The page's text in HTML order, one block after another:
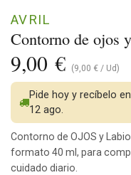
Contorno de ojos
AVRIL
9,00 € (9,00 € / Ud)
Pide hoy y recíbelo
12 ago.
Contorno de OJOS y
formato 40 ml, para
cuidado diario.